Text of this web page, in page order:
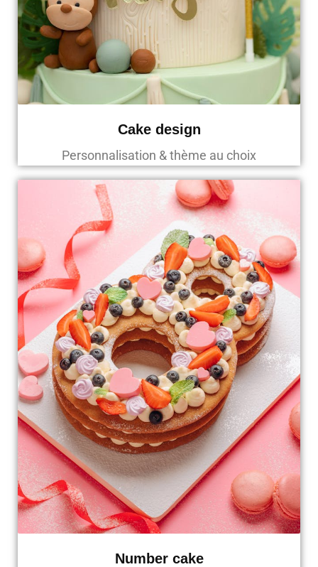
Cake design
Personnalisation & thème au choix
Number cake